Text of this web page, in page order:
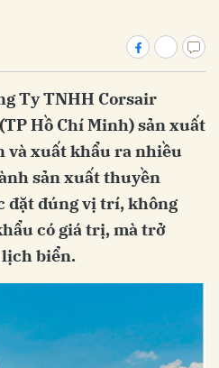
Ty TNHH Corsair
Hồ Chí Minh) sản xuất
và xuất khẩu ra nhiều
sản xuất thuyền
đặt đúng vị trí, không
có giá trị, mà trở
lịch biển.
Hủy